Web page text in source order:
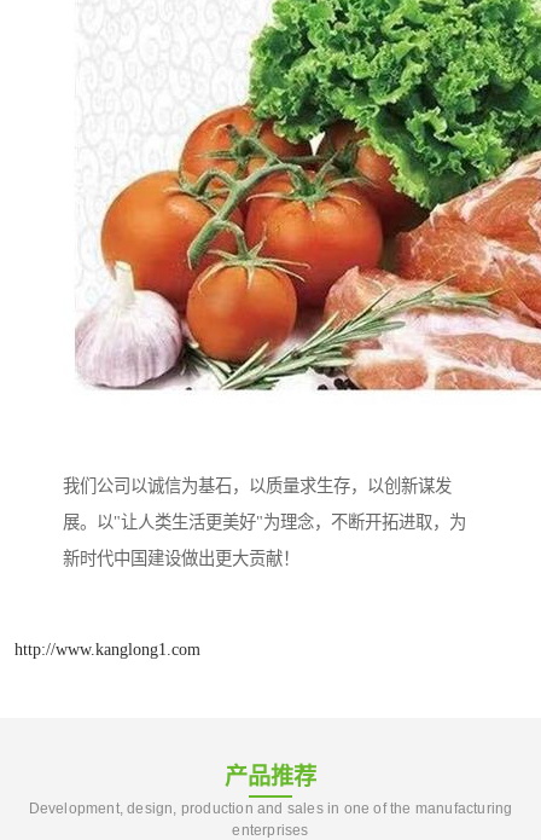
我们公司以诚信为基石，以质量求生存，以创新谋发
展。以"让人类生活更美好"为理念，不断开拓进取，为
新时代中国建设做出更大贡献！
http://www.kanglong1.com
产品推荐
Development, design, production and sales in one of the manufacturing
enterprises